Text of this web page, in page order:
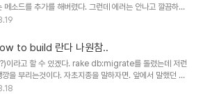
알기가 어려웠다. codeway 류종택님의 동영상 ..
메소드를 추가를 해버렸다. 그런데 에러는 안나고 깔끔하게
에 있었는데 그 놈만 돌아가면서 계속 엉뚱한 값만 보여주
먹통이다. 이건 레일스의 버그겠지? ........................... 이 이
원래 그렇단다. 고수들께서 이런 답변들을 해주셨다. "루
한 이름으로 여러번 정의한 경우 마지막 정의된 내용으로
, method 뿐 아니라, c..
to build 란다 나원참..
이라고 할 수 있겠다. rake db:migrate를 돌렸는데 저런
을 부리는것이다. 자초지종을 말하자면. 앞에서 말했던 내
암호 문제로 루비와 레일스를 통채로 다시 깔고 나서 프